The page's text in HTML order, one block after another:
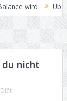
wird
du nicht
Diät